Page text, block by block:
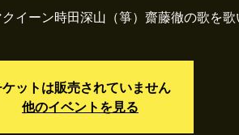
イーン時田深山（箏）齋藤徹の歌を歌
ットは販売されていません
他のイベントを見る